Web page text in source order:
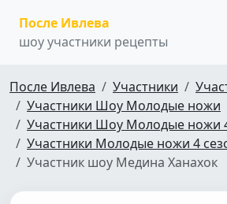
После Ивлева
шоу участники рецепты
После Ивлева Участники
Участники Шоу Молодые ножи
Участники Шоу Молодые ножи
Участники Молодые ножи 4
Участник шоу Медина Ханахок